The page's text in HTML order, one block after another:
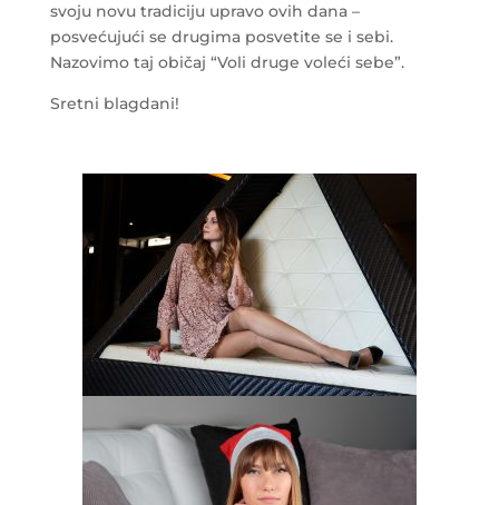
svoju novu tradiciju upravo ovih dana –
posvećujući se drugima posvetite se i sebi.
Nazovimo taj običaj “Voli druge voleći sebe”.
Sretni blagdani!